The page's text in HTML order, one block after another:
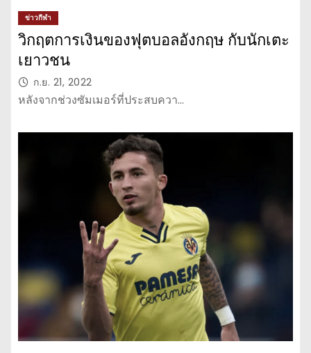
ข่าวกีฬา
วิกฤตการเงินของฟุตบอลอังกฤษ กับนักเตะ
เยาวชน
ก.ย. 21, 2022
หลังจากช่วงซัมเมอร์ที่ประสบควา…